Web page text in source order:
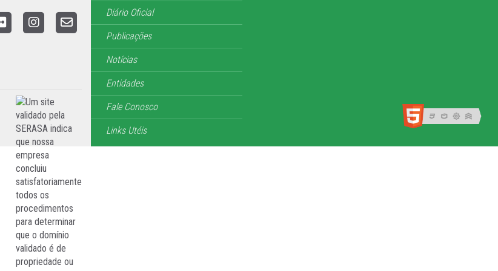
Diário Oficial
Publicações
Notícias
Entidades
Fale Conosco
Links Utéis